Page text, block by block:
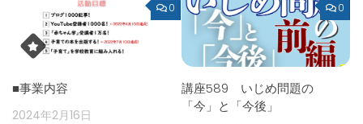
0
■事業内容
2024年2月16日
0
講座589 いじめ問題の
「今」と「今後」